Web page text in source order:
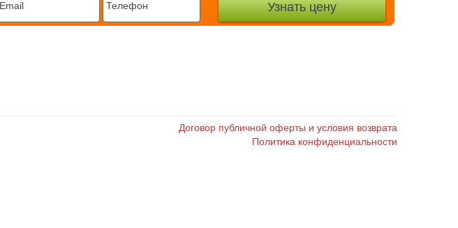
Договор публичной оферты и условия возврата
Политика конфиденциальности